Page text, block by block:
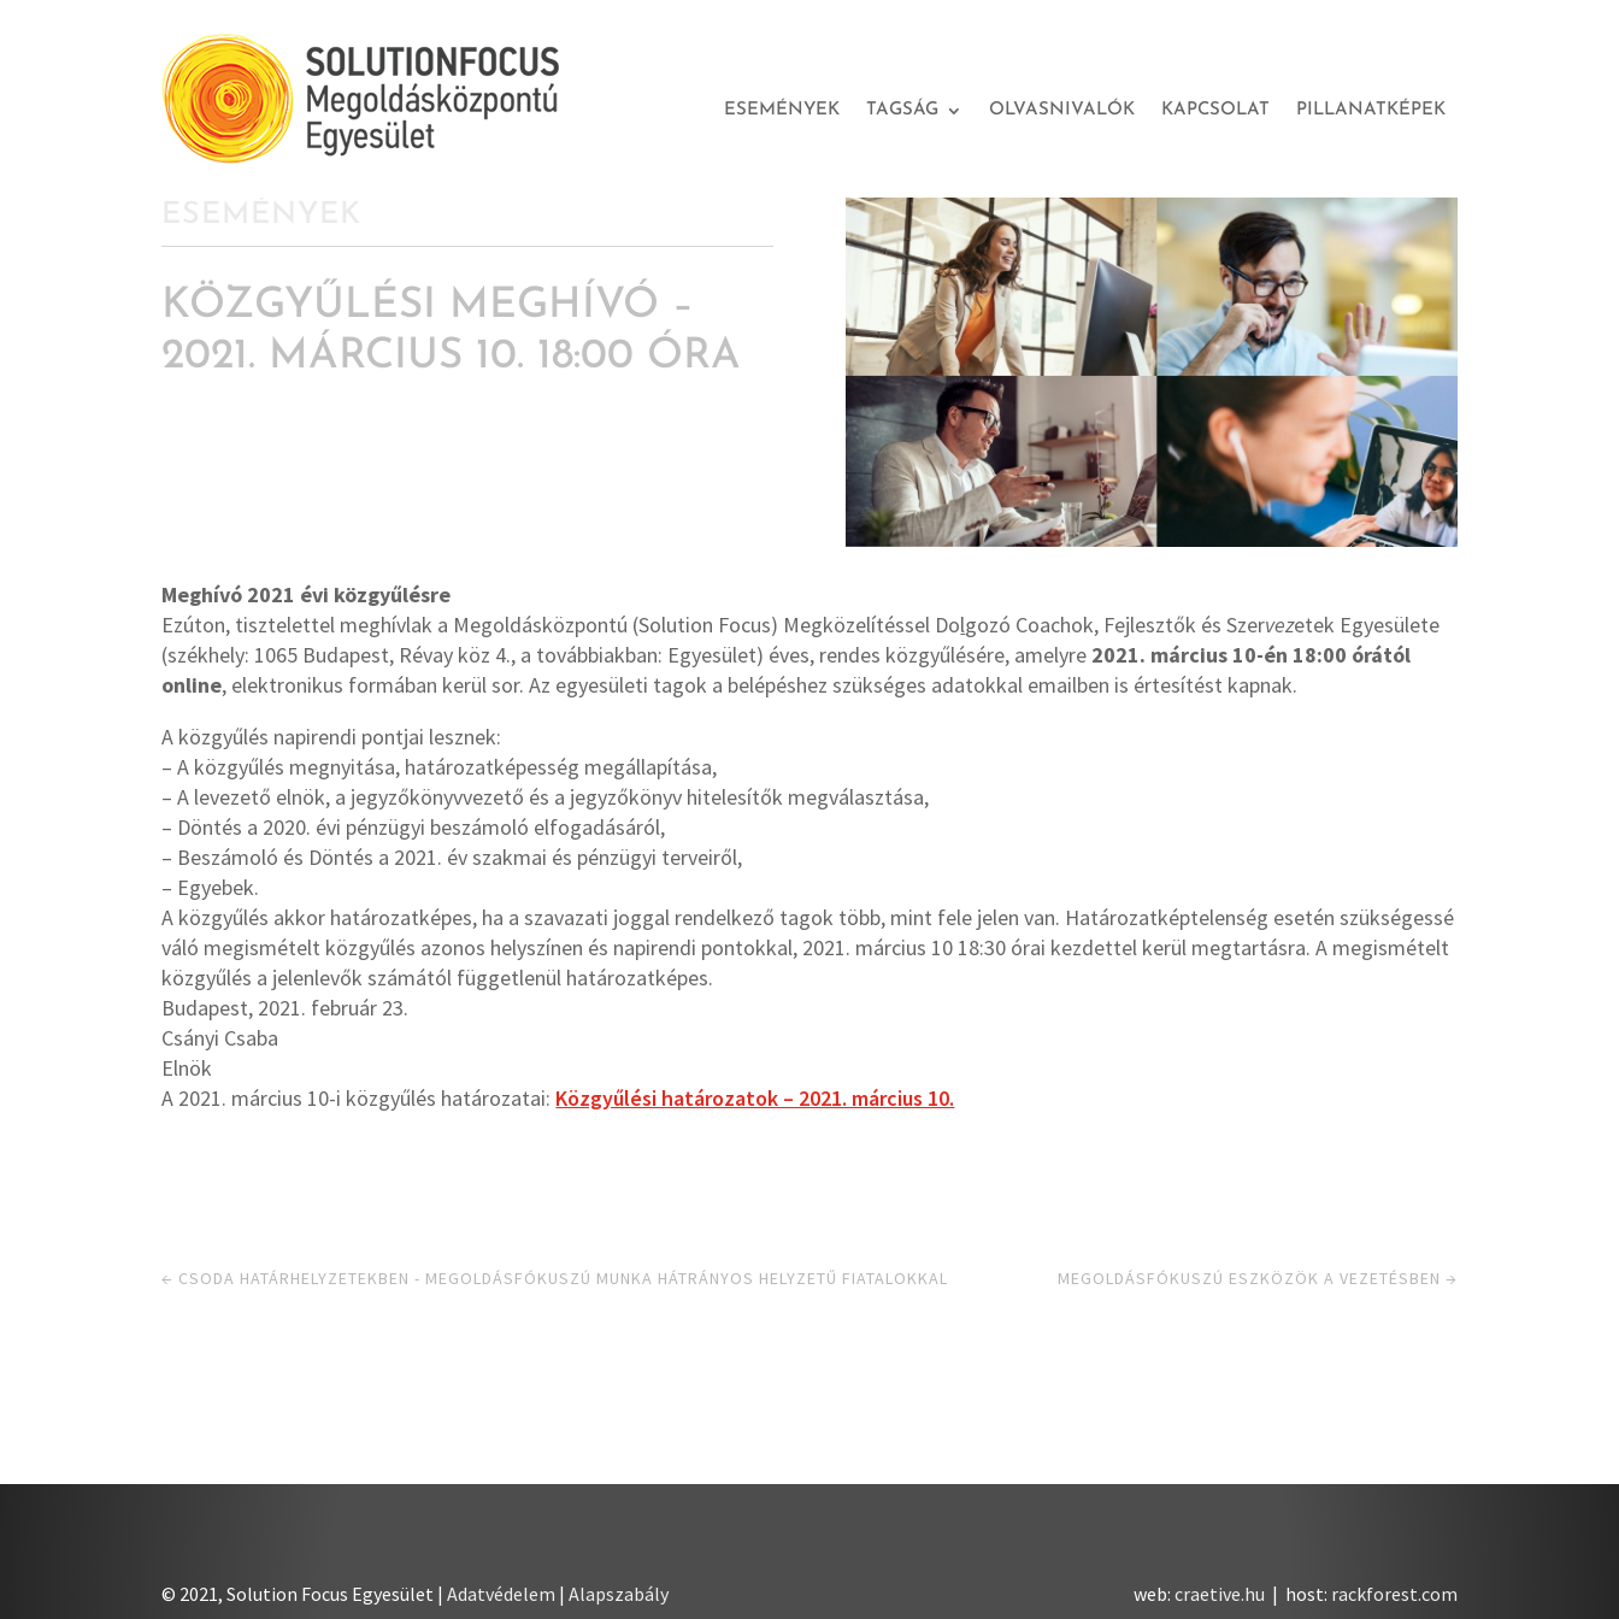
ESEMÉNYEK TAGSÁG OLVASNIVALÓK KAPCSOLAT PILLANATKÉPEK
KÖZGYŰLÉSI MEGHÍVÓ –
2021. MÁRCIUS 10. 18:00 ÓRA
Meghívó 2021 évi közgyűlésre
Ezúton, tisztelettel meghívlak a Megoldásközpontú (Solution Focus) Megközelítéssel Dolgozó Coachok, Fejlesztők és Szervezetek Egyesülete
(székhely: 1065 Budapest, Révay köz 4., a továbbiakban: Egyesület) éves, rendes közgyűlésére, amelyre 2021. március 10-én 18:00 órától
online, elektronikus formában kerül sor. Az egyesületi tagok a belépéshez szükséges adatokkal emailben is értesítést kapnak.
A közgyűlés napirendi pontjai lesznek:
– A közgyűlés megnyitása, határozatképesség megállapítása,
– A levezető elnök, a jegyzőkönyvvezető és a jegyzőkönyv hitelesítők megválasztása,
– Döntés a 2020. évi pénzügyi beszámoló elfogadásáról,
– Beszámoló és Döntés a 2021. év szakmai és pénzügyi terveiről,
– Egyebek.
A közgyűlés akkor határozatképes, ha a szavazati joggal rendelkező tagok több, mint fele jelen van. Határozatképtelenség esetén szükségessé
váló megismételt közgyűlés azonos helyszínen és napirendi pontokkal, 2021. március 10 18:30 órai kezdettel kerül megtartásra. A megismételt
közgyűlés a jelenlevők számától függetlenül határozatképes.
Budapest, 2021. február 23.
Csányi Csaba
Elnök
A 2021. március 10-i közgyűlés határozatai: Közgyűlési határozatok – 2021. március 10.
← CSODA HATÁRHELYZETEKBEN - MEGOLDÁSFÓKUSZÚ MUNKA HÁTRÁNYOS HELYZETŰ FIATALOKKAL MEGOLDÁSFÓKUSZÚ ESZKÖZÖK A VEZETÉSBEN →
© 2021, Solution Focus Egyesület |Adatvédelem |Alapszabály web: craetive.hu | host: rackforest.com